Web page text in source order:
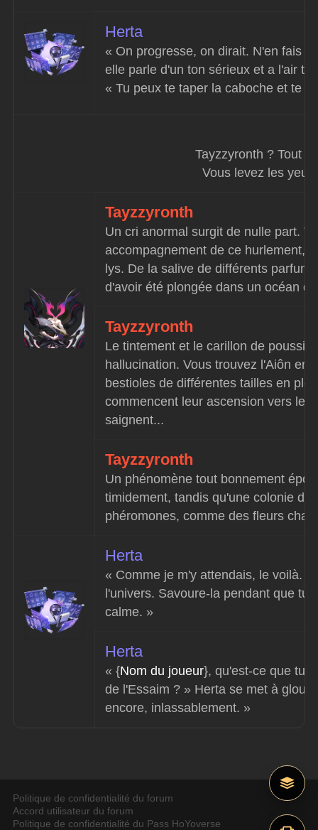
Herta
« On progresse, on dirait. N'en fais
elle parle d'un ton sérieux et a l'air
« Tu peux te taper la caboche et te
Tayzzyronth ? Tout
Vous levez les
Tayzzyronth
Un cri anormal surgit de nulle part.
accompagnement de ce hurlement,
lys. De la salive de différents
d'avoir été plongée dans un océan
Tayzzyronth
Le tintement et le carillon de
hallucination. Vous trouvez l'Aiôn
bestioles de différentes tailles en
commencent leur ascension vers
saignent...
Tayzzyronth
Un phénomène tout bonnement
timidement, tandis qu'une colonie
phéromones, comme des fleurs
Herta
« Comme je m'y attendais, le voilà.
l'univers. Savoure-la pendant que tu
calme. »
Herta
« {Nom du joueur}, qu'est-ce que tu
de l'Essaim ? » Herta se met à
encore, inlassablement. »
Politique de confidentialité du forum
Accord utilisateur du forum
Politique de confidentialité du Pass HoYoverse